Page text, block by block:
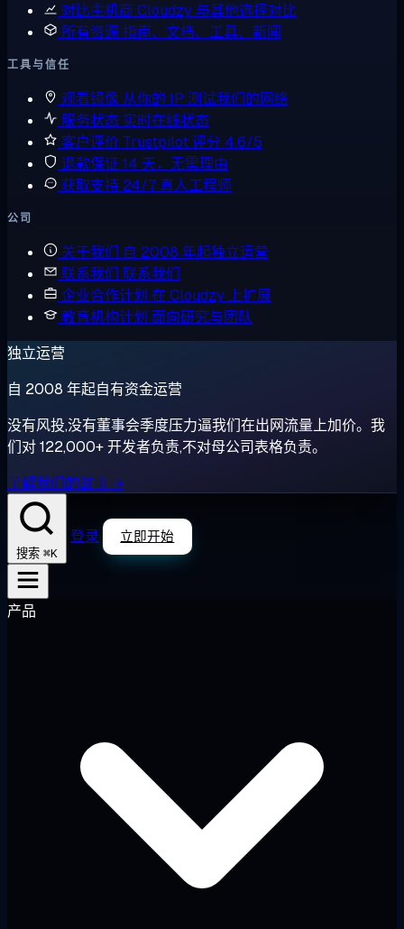
对比主机商 Cloudzy 与其他选择对比
所有资源指南、文档、工具、新闻
工具与信任
观看镜像 从你的 IP 测试我们的网络
服务状态 实时在线状态
客户评价 Trustpilot 评分 4.6/5
退款保证 14 天，无需理由
获取支持 24/7 真人工程师
公司
关于我们 自 2008 年起独立运营
联系我们 联系我们
企业合作计划 在 Cloudzy 上扩展
教育机构计划 面向研究与团队
独立运营
自 2008 年起自有资金运营
没有风投,没有董事会季度压力逼我们在出网流量上加价。我
们对 122,000+ 开发者负责,不对母公司表格负责。
了解我们的故事 →
搜索 ⌘K
登录 立即开始
产品